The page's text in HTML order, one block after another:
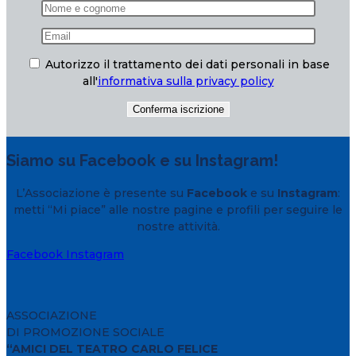
Autorizzo il trattamento dei dati personali in base
all'informativa sulla privacy policy
Siamo su Facebook e su Instagram!
L’Associazione è presente su Facebook e su Instagram:
metti “Mi piace” alle nostre pagine e profili per seguire le
nostre attività.
Facebook Instagram
ASSOCIAZIONE
DI PROMOZIONE SOCIALE
“AMICI DEL TEATRO CARLO FELICE